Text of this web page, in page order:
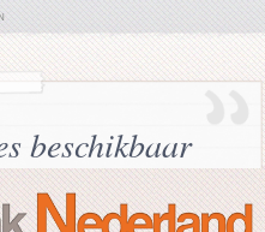
beschikbaar